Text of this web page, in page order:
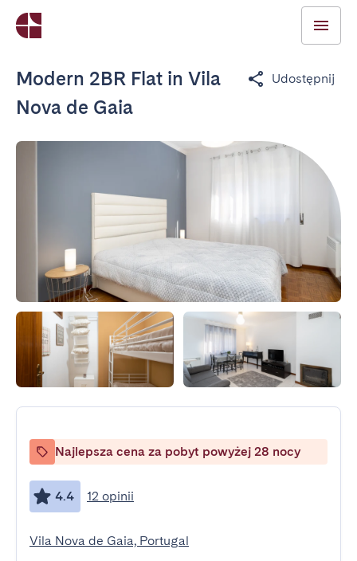
Modern 2BR Flat in Vila
Nova de Gaia
Udostępnij
Najlepsza cena za pobyt powyżej 28 nocy
4.4 12 opinii
Vila Nova de Gaia, Portugal